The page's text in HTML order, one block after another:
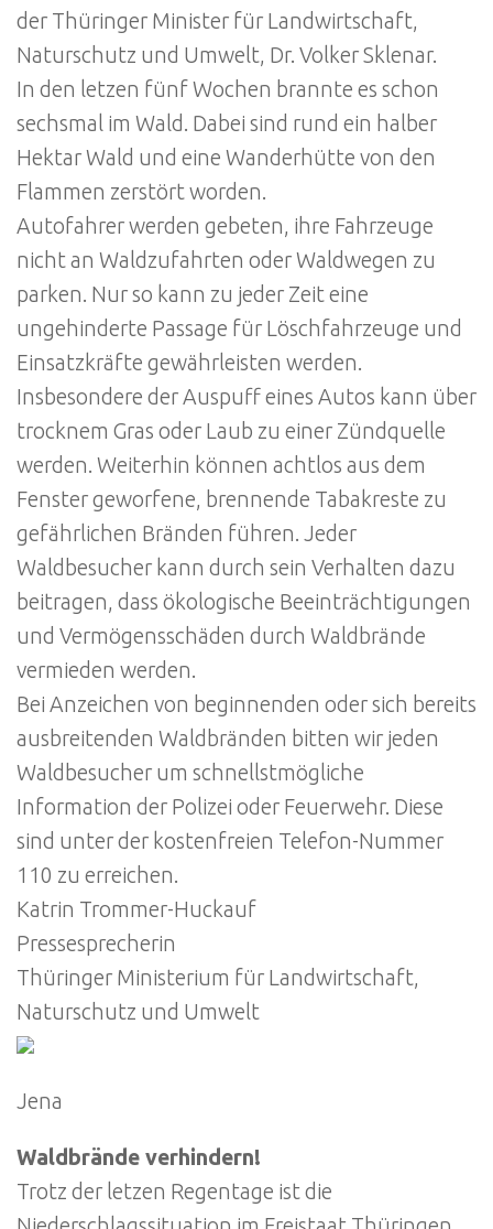
der Thüringer Minister für Landwirtschaft,
Naturschutz und Umwelt, Dr. Volker Sklenar.
In den letzen fünf Wochen brannte es schon
sechsmal im Wald. Dabei sind rund ein halber
Hektar Wald und eine Wanderhütte von den
Flammen zerstört worden.
Autofahrer werden gebeten, ihre Fahrzeuge
nicht an Waldzufahrten oder Waldwegen zu
parken. Nur so kann zu jeder Zeit eine
ungehinderte Passage für Löschfahrzeuge und
Einsatzkräfte gewährleisten werden.
Insbesondere der Auspuff eines Autos kann über
trocknem Gras oder Laub zu einer Zündquelle
werden. Weiterhin können achtlos aus dem
Fenster geworfene, brennende Tabakreste zu
gefährlichen Bränden führen. Jeder
Waldbesucher kann durch sein Verhalten dazu
beitragen, dass ökologische Beeinträchtigungen
und Vermögensschäden durch Waldbrände
vermieden werden.
Bei Anzeichen von beginnenden oder sich bereits
ausbreitenden Waldbränden bitten wir jeden
Waldbesucher um schnellstmögliche
Information der Polizei oder Feuerwehr. Diese
sind unter der kostenfreien Telefon-Nummer
110 zu erreichen.
Katrin Trommer-Huckauf
Pressesprecherin
Thüringer Ministerium für Landwirtschaft,
Naturschutz und Umwelt
Jena
Waldbrände verhindern!
Trotz der letzen Regentage ist die